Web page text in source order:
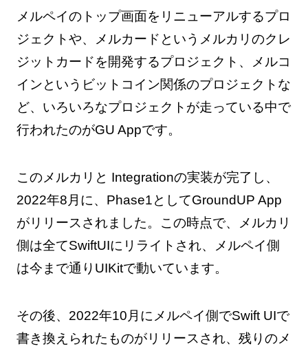
メルペイのトップ画面をリニューアルするプロ
ジェクトや、メルカードというメルカリのクレ
ジットカードを開発するプロジェクト、メルコ
インというビットコイン関係のプロジェクトな
ど、いろいろなプロジェクトが走っている中で
行われたのがGU Appです。
このメルカリと Integrationの実装が完了し、
2022年8月に、Phase1としてGroundUP App
がリリースされました。この時点で、メルカリ
側は全てSwiftUIにリライトされ、メルペイ側
は今まで通りUIKitで動いています。
その後、2022年10月にメルペイ側でSwift UIで
書き換えられたものがリリースされ、残りのメ